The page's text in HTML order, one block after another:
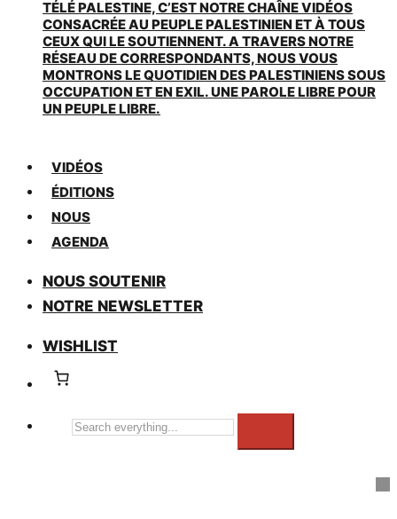
TÉLÉ PALESTINE, C’EST NOTRE CHAÎNE VIDÉOS
CONSACRÉE AU PEUPLE PALESTINIEN ET À TOUS
CEUX QUI LE SOUTIENNENT. A TRAVERS NOTRE
RÉSEAU DE CORRESPONDANTS, NOUS VOUS
MONTRONS LE QUOTIDIEN DES PALESTINIENS SOUS
OCCUPATION ET EN EXIL. UNE PAROLE LIBRE POUR
UN PEUPLE LIBRE.
VIDÉOS
ÉDITIONS
NOUS
AGENDA
NOUS SOUTENIR
NOTRE NEWSLETTER
WISHLIST
Search